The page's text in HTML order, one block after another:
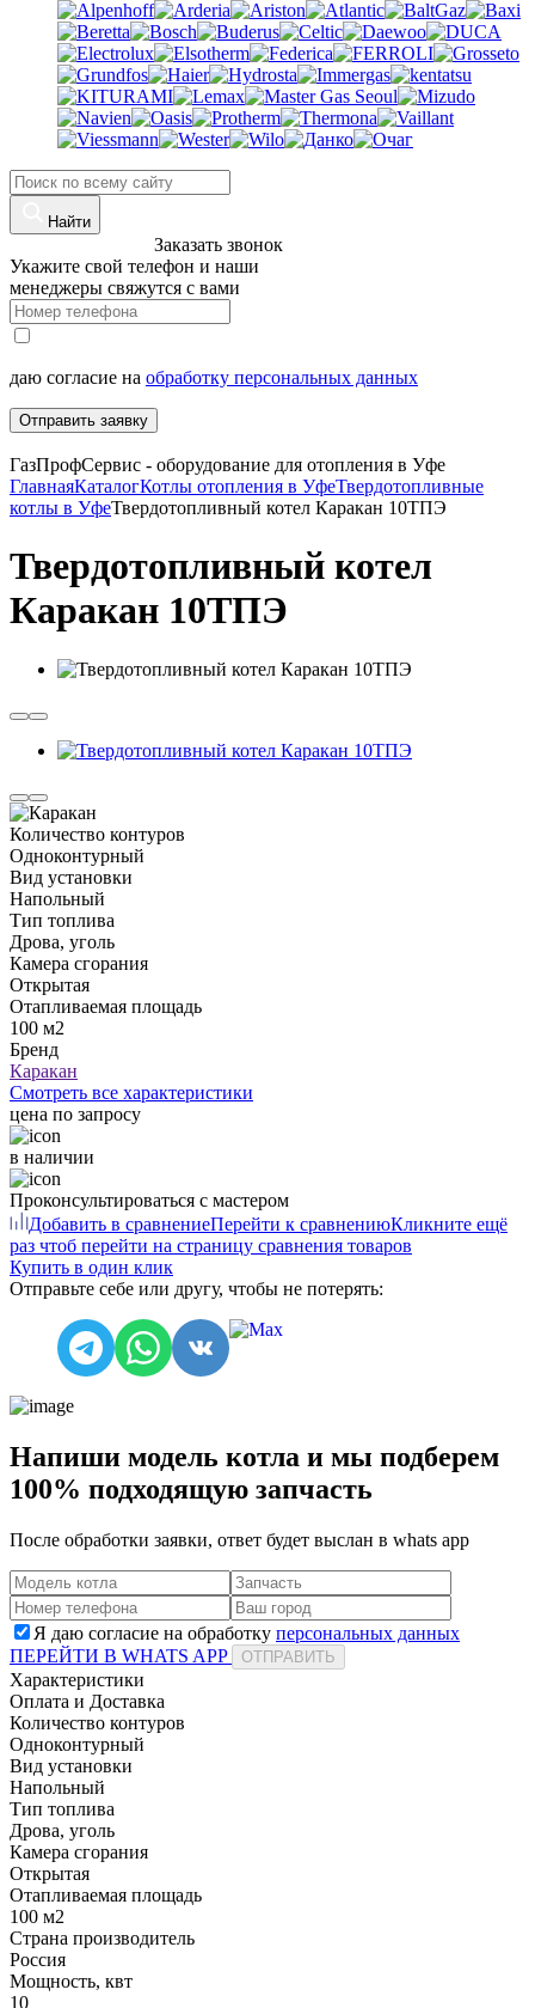
Найти
Заказать звонок
Укажите свой телефон и наши
менеджеры свяжутся с вами
даю согласие на обработку персональных данных
Отправить заявку
ГазПрофСервис - оборудование для отопления в Уфе
ГлавнаяКаталогКотлы отопления в УфеТвердотопливные
котлы в УфеТвердотопливный котел Каракан 10ТПЭ
Твердотопливный котел
Каракан 10ТПЭ
Количество контуров
Одноконтурный
Вид установки
Напольный
Тип топлива
Дрова, уголь
Камера сгорания
Открытая
Отапливаемая площадь
100 м2
Бренд
Каракан
Смотреть все характеристики
цена по запросу
в наличии
Проконсультироваться с мастером
Добавить в сравнениеПерейти к сравнениюКликните ещё
раз чтоб перейти на страницу сравнения товаров
Купить в один клик
Отправьте себе или другу, чтобы не потерять:
Напиши модель котла и мы подберем
100% подходящую запчасть
После обработки заявки, ответ будет выслан в whats app
Я даю согласие на обработку персональных данных
ПЕРЕЙТИ В WHATS APP
ОТПРАВИТЬ
Характеристики
Оплата и Доставка
Количество контуров
Одноконтурный
Вид установки
Напольный
Тип топлива
Дрова, уголь
Камера сгорания
Открытая
Отапливаемая площадь
100 м2
Страна производитель
Россия
Мощность, квт
10